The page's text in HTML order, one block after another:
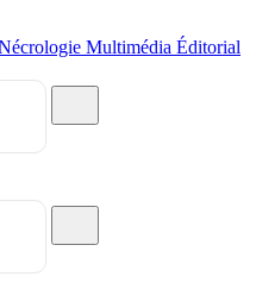
Multimédia Éditorial